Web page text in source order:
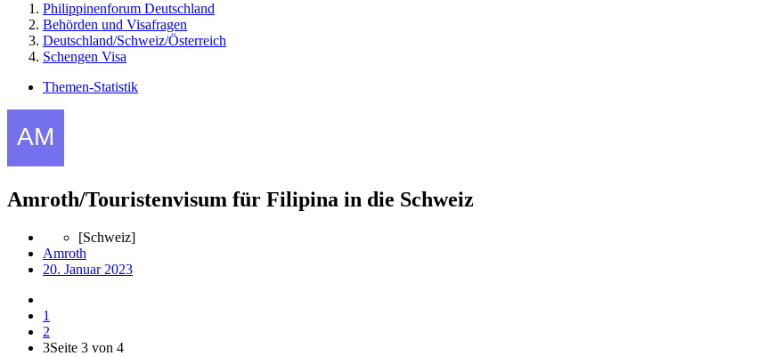
Philippinenforum Deutschland
Behörden und Visafragen
Deutschland/Schweiz/Österreich
Schengen Visa
Themen-Statistik
Amroth/Touristenvisum für Filipina in die Schweiz
[Schweiz]
Amroth
20. Januar 2023
1
2
3Seite 3 von 4